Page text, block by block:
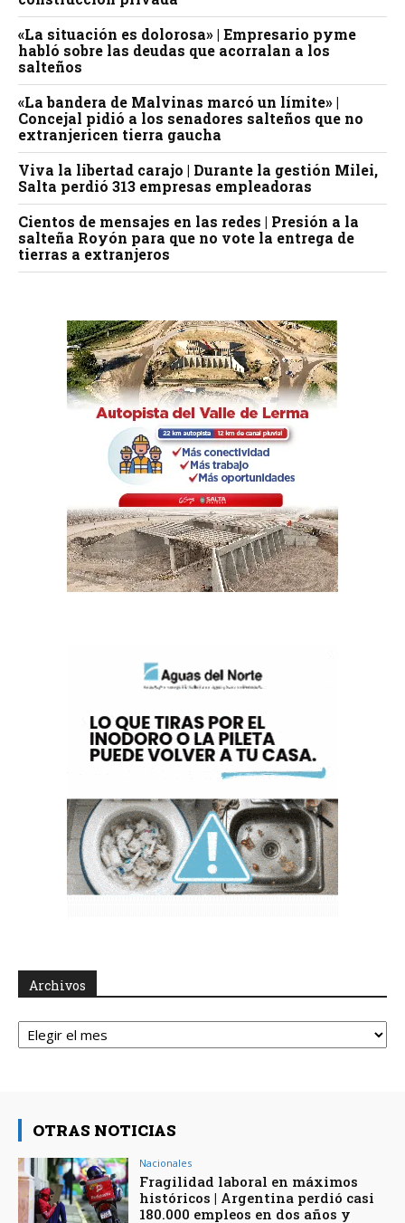
«La situación es dolorosa» | Empresario pyme
habló sobre las deudas que acorralan a los
salteños
«La bandera de Malvinas marcó un límite» |
Concejal pidió a los senadores salteños que no
extranjericen tierra gaucha
Viva la libertad carajo | Durante la gestión Milei,
Salta perdió 313 empresas empleadoras
Cientos de mensajes en las redes | Presión a la
salteña Royón para que no vote la entrega de
tierras a extranjeros
Archivos
Archivos
OTRAS NOTICIAS
Nacionales
Fragilidad laboral en máximos
históricos | Argentina perdió casi
180.000 empleos en dos años y